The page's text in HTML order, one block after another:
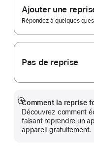
de
page
Trade In.
Ajouter une
Répondez à quelques
Pas de reprise
Comment la reprise
Découvrez comment
faisant reprendre un
appareil gratuitement.
Afficher
plus